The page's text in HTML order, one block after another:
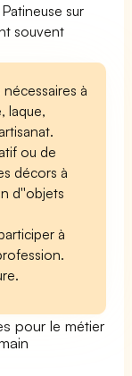
sur
souvent
à
laque,
ou de
décors à
d''objets
à
pour le métier